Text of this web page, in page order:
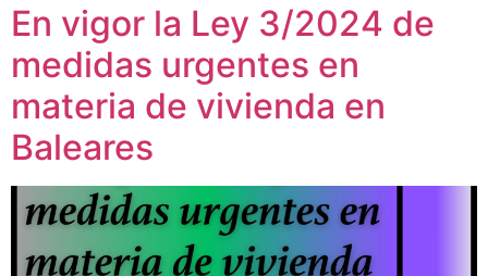
En vigor la Ley 3/2024 de
medidas urgentes en
materia de vivienda en
Baleares